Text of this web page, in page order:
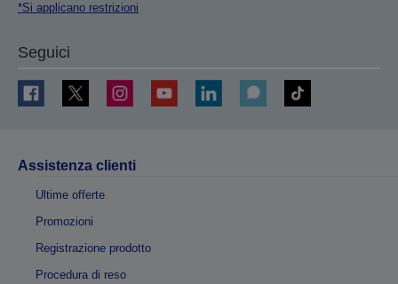
*Si applicano restrizioni
Seguici
Assistenza clienti
Ultime offerte
Promozioni
Registrazione prodotto
Procedura di reso